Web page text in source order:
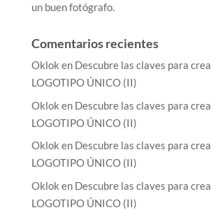
un buen fotógrafo.
Comentarios recientes
Oklok en Descubre las claves para
LOGOTIPO ÚNICO (II)
Oklok en Descubre las claves para
LOGOTIPO ÚNICO (II)
Oklok en Descubre las claves para
LOGOTIPO ÚNICO (II)
Oklok en Descubre las claves para
LOGOTIPO ÚNICO (II)